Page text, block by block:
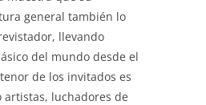
general también lo
llevando
del mundo desde el
de los invitados es
luchadores de